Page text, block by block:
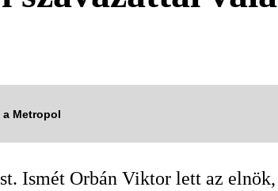
Metropol
Ismét Orbán Viktor lett az